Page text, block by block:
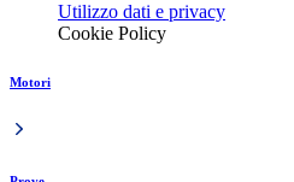
Utilizzo dati e privacy
Cookie Policy
Motori